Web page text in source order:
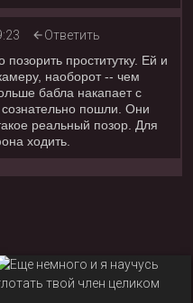
Ответить
проститутку. Ей и
наоборот -- чем
бабла накапает с
пошли. Они
реальный позор. Для
ходить.